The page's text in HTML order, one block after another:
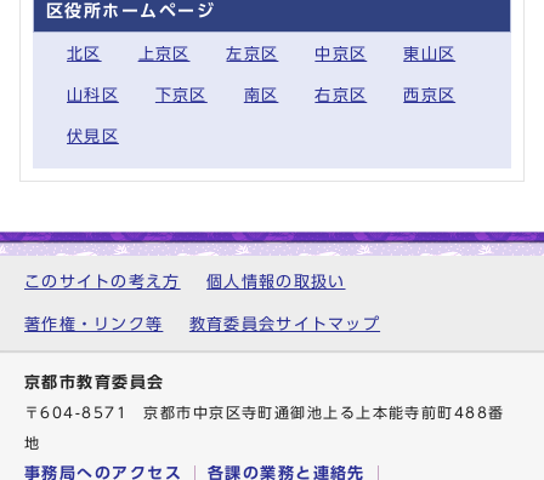
区役所ホームページ
北区 上京区 左京区 中京区 東山区
山科区 下京区 南区 右京区 西京区
伏見区
このサイトの考え方 個人情報の取扱い
著作権・リンク等 教育委員会サイトマップ
京都市教育委員会
〒604-8571 京都市中京区寺町通御池上る上本能寺前町488番
地
事務局へのアクセス 各課の業務と連絡先